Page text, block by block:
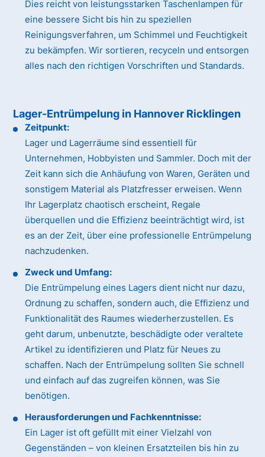
Dies reicht von leistungsstarken Taschenlampen für
eine bessere Sicht bis hin zu speziellen
Reinigungsverfahren, um Schimmel und Feuchtigkeit
zu bekämpfen. Wir sortieren, recyceln und entsorgen
alles nach den richtigen Vorschriften und Standards.
Lager-Entrümpelung in Hannover Ricklingen
Zeitpunkt:
Lager und Lagerräume sind essentiell für
Unternehmen, Hobbyisten und Sammler. Doch mit der
Zeit kann sich die Anhäufung von Waren, Geräten und
sonstigem Material als Platzfresser erweisen. Wenn
Ihr Lagerplatz chaotisch erscheint, Regale
überquellen und die Effizienz beeinträchtigt wird, ist
es an der Zeit, über eine professionelle Entrümpelung
nachzudenken.
Zweck und Umfang:
Die Entrümpelung eines Lagers dient nicht nur dazu,
Ordnung zu schaffen, sondern auch, die Effizienz und
Funktionalität des Raumes wiederherzustellen. Es
geht darum, unbenutzte, beschädigte oder veraltete
Artikel zu identifizieren und Platz für Neues zu
schaffen. Nach der Entrümpelung sollten Sie schnell
und einfach auf das zugreifen können, was Sie
benötigen.
Herausforderungen und Fachkenntnisse:
Ein Lager ist oft gefüllt mit einer Vielzahl von
Gegenständen – von kleinen Ersatzteilen bis hin zu